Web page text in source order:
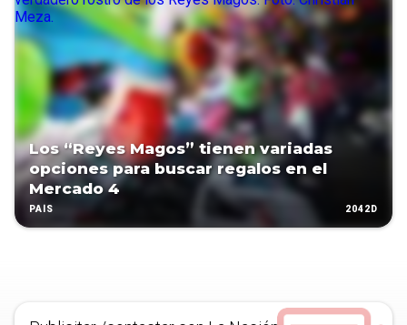
Los “Reyes Magos” tienen variadas
opciones para buscar regalos en el
Mercado 4
PAÍS 2042D